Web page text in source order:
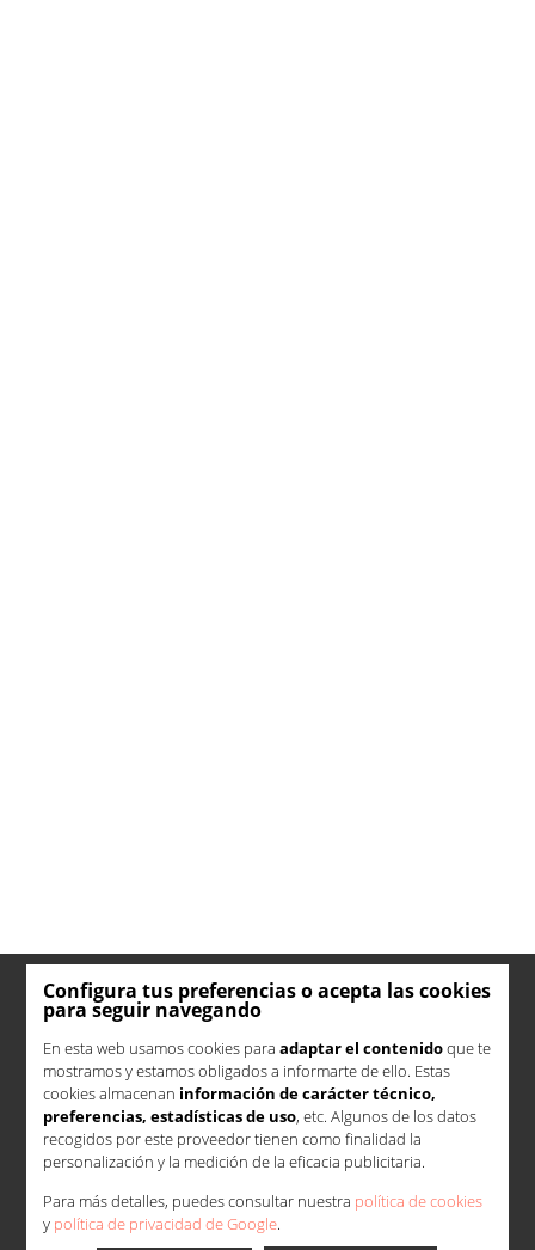
Configura tus preferencias o acepta las cookies
para seguir navegando
En esta web usamos cookies para adaptar el contenidoque te
mostramos y estamos obligados a informarte de ello. Estas
cookies almacenan información de carácter técnico,
preferencias, estadísticas de uso, etc. Algunos de los datos
recogidos por este proveedor tienen como finalidad la
personalización y la medición de la eficacia publicitaria.
Para más detalles, puedes consultar nuestra política de cookies
y política de privacidad de Google.